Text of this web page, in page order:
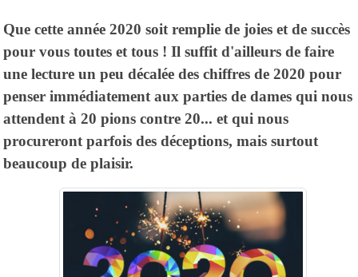
Que cette année 2020 soit remplie de joies et de succès
pour vous toutes et tous ! Il suffit d'ailleurs de faire
une lecture un peu décalée des chiffres de 2020 pour
penser immédiatement aux parties de dames qui nous
attendent à 20 pions contre 20... et qui nous
procureront parfois des déceptions, mais surtout
beaucoup de plaisir.